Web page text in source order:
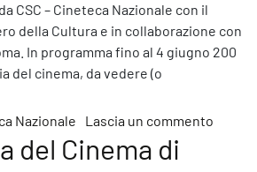
CSC – Cineteca Nazionale con il
della Cultura e in collaborazione con
In programma fino al 4 giugno 200
del cinema, da vedere (o
Nazionale Lascia un commento
del Cinema di